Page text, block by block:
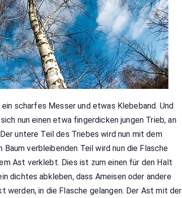
scharfes Messer und etwas Klebeband. Und
nun einen etwa fingerdicken jungen Trieb, an
untere Teil des Triebes wird nun mit dem
verbleibenden Teil wird nun die Flasche
Ast verklebt. Dies ist zum einen für den Halt
dichtes abkleben, dass Ameisen oder andere
werden, in die Flasche gelangen. Der Ast mit der